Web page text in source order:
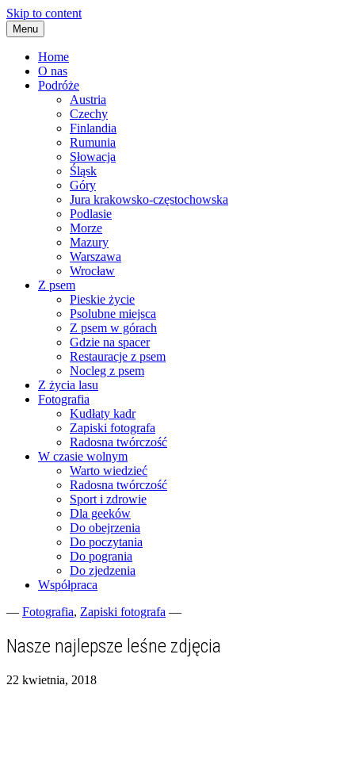
Skip to content
Menu
Home
O nas
Podróże
Austria
Czechy
Finlandia
Rumunia
Słowacja
Śląsk
Góry
Jura krakowsko-częstochowska
Podlasie
Morze
Mazury
Warszawa
Wrocław
Z psem
Pieskie życie
Psolubne miejsca
Z psem w górach
Gdzie na spacer
Restauracje z psem
Nocleg z psem
Z życia lasu
Fotografia
Kudłaty kadr
Zapiski fotografa
Radosna twórczość
W czasie wolnym
Warto wiedzieć
Radosna twórczość
Sport i zdrowie
Dla geeków
Do obejrzenia
Do poczytania
Do pogrania
Do zjedzenia
Współpraca
zgranestado.pl
— Fotografia, Zapiski fotografa —
Nasze najlepsze leśne zdjęcia
22 kwietnia, 2018